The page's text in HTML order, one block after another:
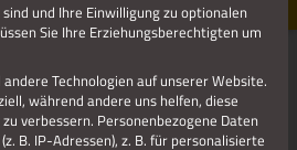
und Ihre Einwilligung zu optionalen
Sie Ihre Erziehungsberechtigten um
Technologien auf unserer Website.
während andere uns helfen, diese
verbessern. Personenbezogene Daten
B. IP-Adressen), z. B. für personalisierte